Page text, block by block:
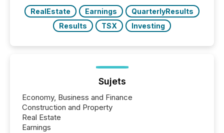
RealEstate Earnings
QuarterlyResults
Results
TSX Investing
Sujets
Economy, Business and Finance
Construction and Property
Real Estate
Earnings